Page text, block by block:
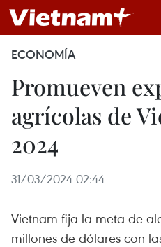
ECONOMÍA
Promueven
agrícolas de
2024
31/03/2024 02:44
Vietnam fija la meta de
millones de dólares con